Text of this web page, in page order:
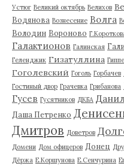
Устюг Великий октябрь Велихов
Водянова Вознесение Волга
Володин Вороново
Галактионов Галинская
Геленджик Гизатуллина
Гоголевский Гоголь Горбачев
Гостиный двор Грачевка Грибанова
Гусев Гусятников ДКБА
Даша Петренко
Дмитров Доветров
Домени Дом офицеров Донец
Дёржа Е.Коршунова Е.Сенчурина